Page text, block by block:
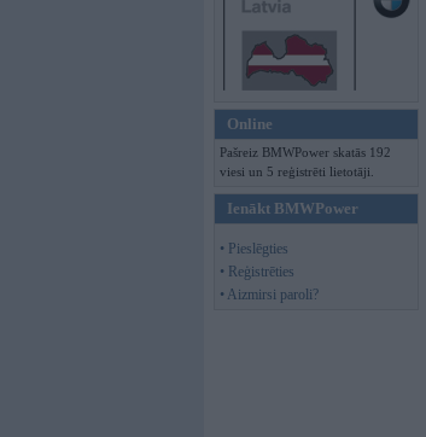
Online
Pašreiz BMWPower skatās 192
viesi un 5 reģistrēti lietotāji.
Ienākt BMWPower
• Pieslēgties
• Reģistrēties
• Aizmirsi paroli?